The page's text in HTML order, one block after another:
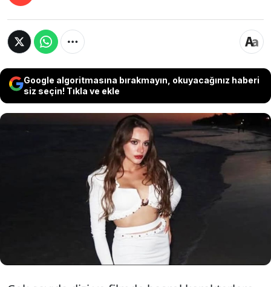
Google algoritmasına bırakmayın, okuyacağınız haberi
siz seçin! Tıkla ve ekle
Aydın Büyükşehir Belediye Başkanı Özlem
Çerçioğlu'nun oğlu Ata Caner Çerçioğlu ile ünlü
oyuncu Miray Daner, ilişkilerinin üçüncü yıl
dönümünü kutlamaya hazırlanıyor. İki ismin
evlilik planları yaptığı ve yaz aylarında
nişanlanacakları öne sürüldü.